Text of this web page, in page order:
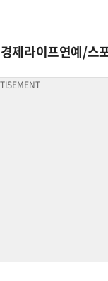
경제라이프연예/스